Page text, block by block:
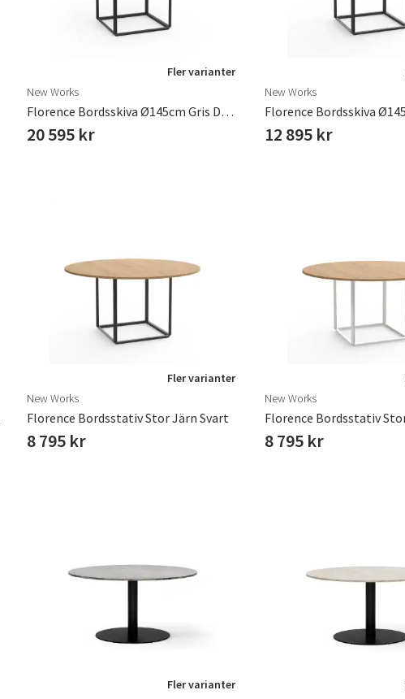
Fler varianter
New Works
Florence Bordsskiva Ø145cm Gris Du Marais Marmor
20 595 kr
New Works
12 895 kr
Fler varianter
New Works
Florence Bordsstativ Stor Järn Svart
8 795 kr
New Works
8 795 kr
Fler varianter